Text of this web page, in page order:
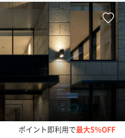
ポイント即利用で最大5％OFF